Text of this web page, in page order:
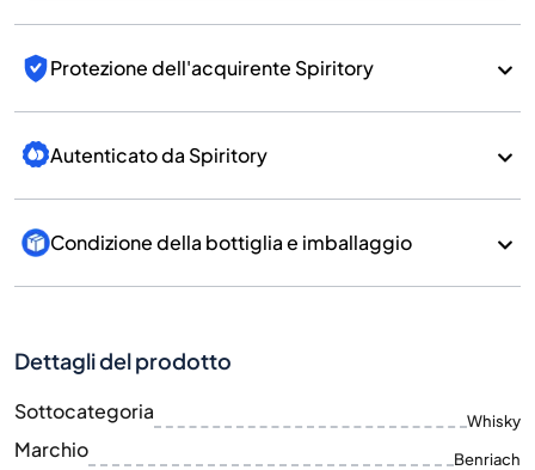
Protezione dell'acquirente Spiritory
Autenticato da Spiritory
Condizione della bottiglia e imballaggio
Dettagli del prodotto
Sottocategoria Whisky
Marchio Benriach